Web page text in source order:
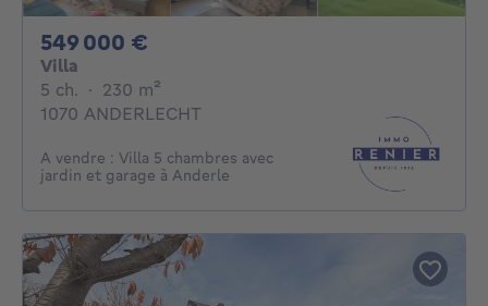
549 000 €
Villa
5 ch. 5 chambres
· 230 m²
1070 ANDERLECHT
A vendre : Villa 5 chambres avec
jardin et garage à Anderle